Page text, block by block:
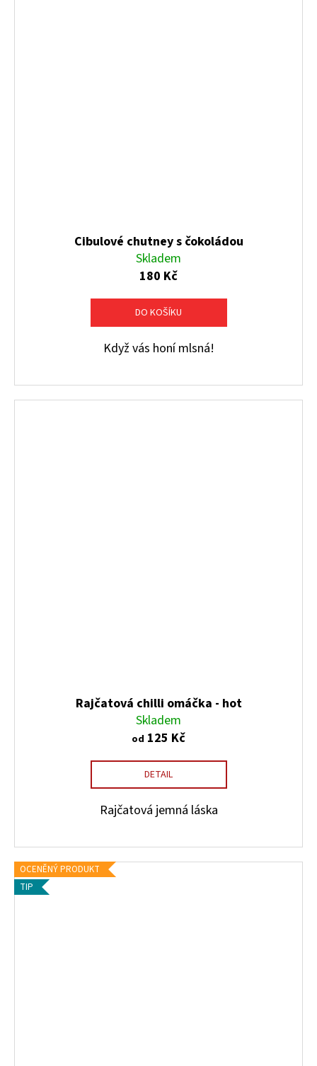
Cibulové chutney s čokoládou
Skladem
180 Kč
DO KOŠÍKU
Když vás honí mlsná!
Rajčatová chilli omáčka - hot
Skladem
od 125 Kč
DETAIL
Rajčatová jemná láska
OCENĚNÝ PRODUKT
TIP